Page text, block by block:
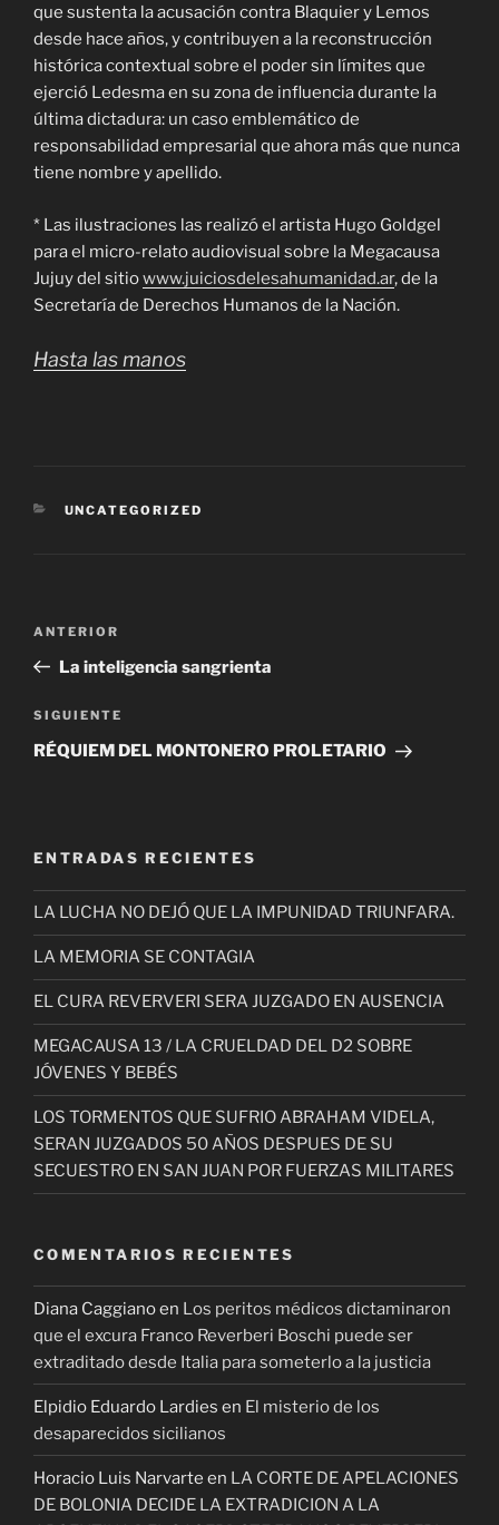
que sustenta la acusación contra Blaquier y Lemos
desde hace años, y contribuyen a la reconstrucción
histórica contextual sobre el poder sin límites que
ejerció Ledesma en su zona de influencia durante la
última dictadura: un caso emblemático de
responsabilidad empresarial que ahora más que nunca
tiene nombre y apellido.
* Las ilustraciones las realizó el artista Hugo Goldgel
para el micro-relato audiovisual sobre la Megacausa
Jujuy del sitiowww.juiciosdelesahumanidad.ar, de la
Secretaría de Derechos Humanos de la Nación.
Hasta las manos
CATEGORÍAS
UNCATEGORIZED
entradas
Entrada
anterior
ANTERIOR
La inteligencia sangrienta
Siguiente
entrada
SIGUIENTE
RÉQUIEM DEL MONTONERO PROLETARIO
ENTRADAS RECIENTES
LA LUCHA NO DEJÓ QUE LA IMPUNIDAD TRIUNFARA.
LA MEMORIA SE CONTAGIA
EL CURA REVERVERI SERA JUZGADO EN AUSENCIA
MEGACAUSA 13 / LA CRUELDAD DEL D2 SOBRE
JÓVENES Y BEBÉS
LOS TORMENTOS QUE SUFRIO ABRAHAM VIDELA,
SERAN JUZGADOS 50 AÑOS DESPUES DE SU
SECUESTRO EN SAN JUAN POR FUERZAS MILITARES
COMENTARIOS RECIENTES
Diana Caggianoen Los peritos médicos dictaminaron
que el excura Franco Reverberi Boschi puede ser
extraditado desde Italia para someterlo a la justicia
Elpidio Eduardo Lardies en El misterio de los
desaparecidos sicilianos
Horacio Luis Narvarte en LA CORTE DE APELACIONES
DE BOLONIA DECIDE LA EXTRADICION A LA